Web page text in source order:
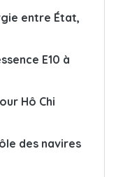
entre État,
E10 à
Hô Chi
des navires